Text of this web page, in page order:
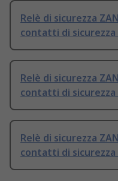
Relè di sicurezza
contatti di sicurezza
Relè di sicurezza
contatti di sicurezza
Relè di sicurezza
contatti di sicurezza